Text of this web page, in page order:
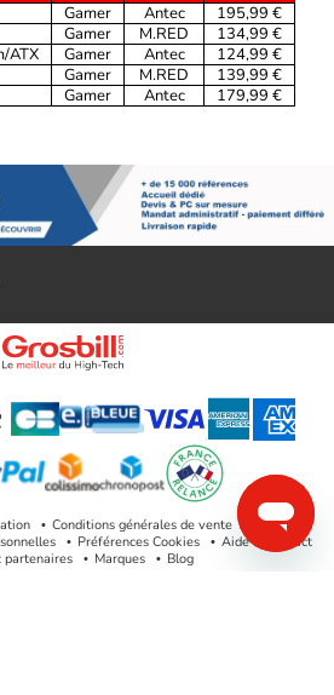
Gamer Antec
195,99 €
Gamer M.RED
134,99 €
ATX
Gamer Antec
124,99 €
Gamer M.RED
139,99 €
Gamer Antec 179,99 €
Conditions générales de vente
Mentions
Préférences Cookies
Aide & Contact
partenaires
Marques Blog